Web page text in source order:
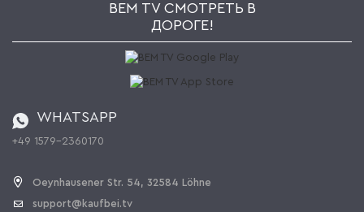
Партнерская программа
Политика конфиденциальности
Оплата и Доставка
BEM TV СМОТРЕТЬ В
ДОРОГЕ!
WHATSAPP
+49 1579-2360170
Oeynhausener Str. 54, 32584 Löhne
support@kaufbei.tv